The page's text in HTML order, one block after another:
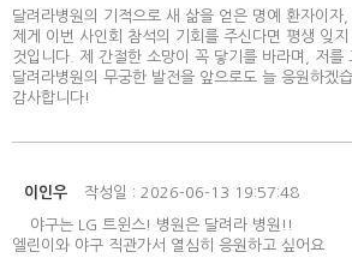
달려라병원의 기적으로 새 삶을 얻은 명예 환자이자
제게 이번 사인회 참석의 기회를 주신다면 평생 잊
것입니다. 제 간절한 소망이 꼭 닿기를 바라며, 저를
달려라병원의 무궁한 발전을 앞으로도 늘 응원하겠
감사합니다!
이인우 작성일 : 2026-06-13 19:57:48
야구는 LG 트윈스! 병원은 달려라 병원!!
엘린이와 야구 직관가서 열심히 응원하고 싶어요